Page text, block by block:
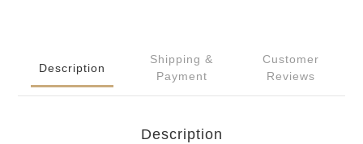
Description
Shipping &
Payment
Customer
Reviews
Description